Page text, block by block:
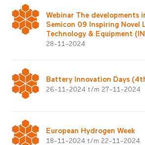
Webinar The developments
Semicon 09 Inspiring Novel
Technology & Equipment
28-11-2024
Battery Innovation Days
26-11-2024 t/m 27-11-2024
European Hydrogen Week
18-11-2024 t/m 22-11-2024